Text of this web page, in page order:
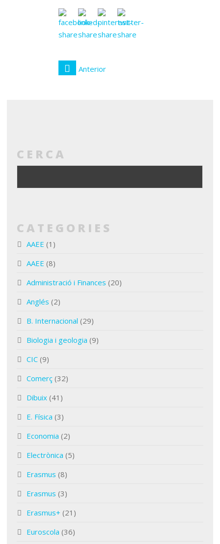
Anterior
CERCA
CATEGORIES
AAEE (1)
AAEE (8)
Administració i Finances (20)
Anglés (2)
B. Internacional (29)
Biologia i geologia (9)
CIC (9)
Comerç (32)
Dibuix (41)
E. Física (3)
Economia (2)
Electrònica (5)
Erasmus (8)
Erasmus (3)
Erasmus+ (21)
Euroscola (36)